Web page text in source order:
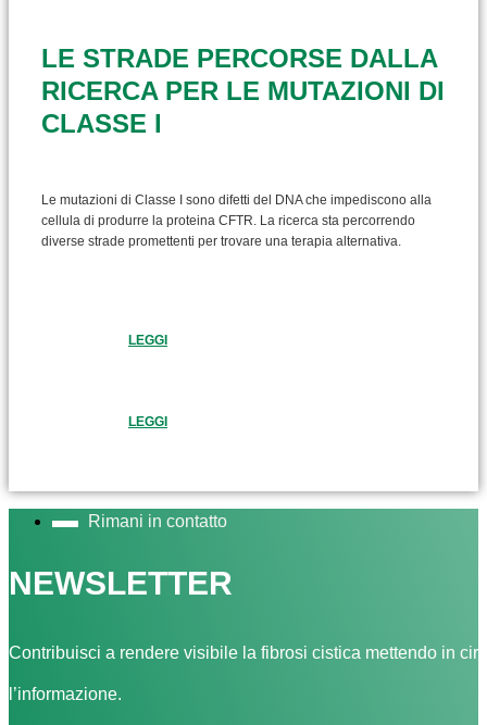
LE STRADE PERCORSE DALLA
RICERCA PER LE MUTAZIONI DI
CLASSE I
Le mutazioni di Classe I sono difetti del DNA che impediscono alla
cellula di produrre la proteina CFTR. La ricerca sta percorrendo
diverse strade promettenti per trovare una terapia alternativa.
LEGGI
LEGGI
Rimani in contatto
NEWSLETTER
Contribuisci a rendere visibile la fibrosi cistica mettendo in
l’informazione.